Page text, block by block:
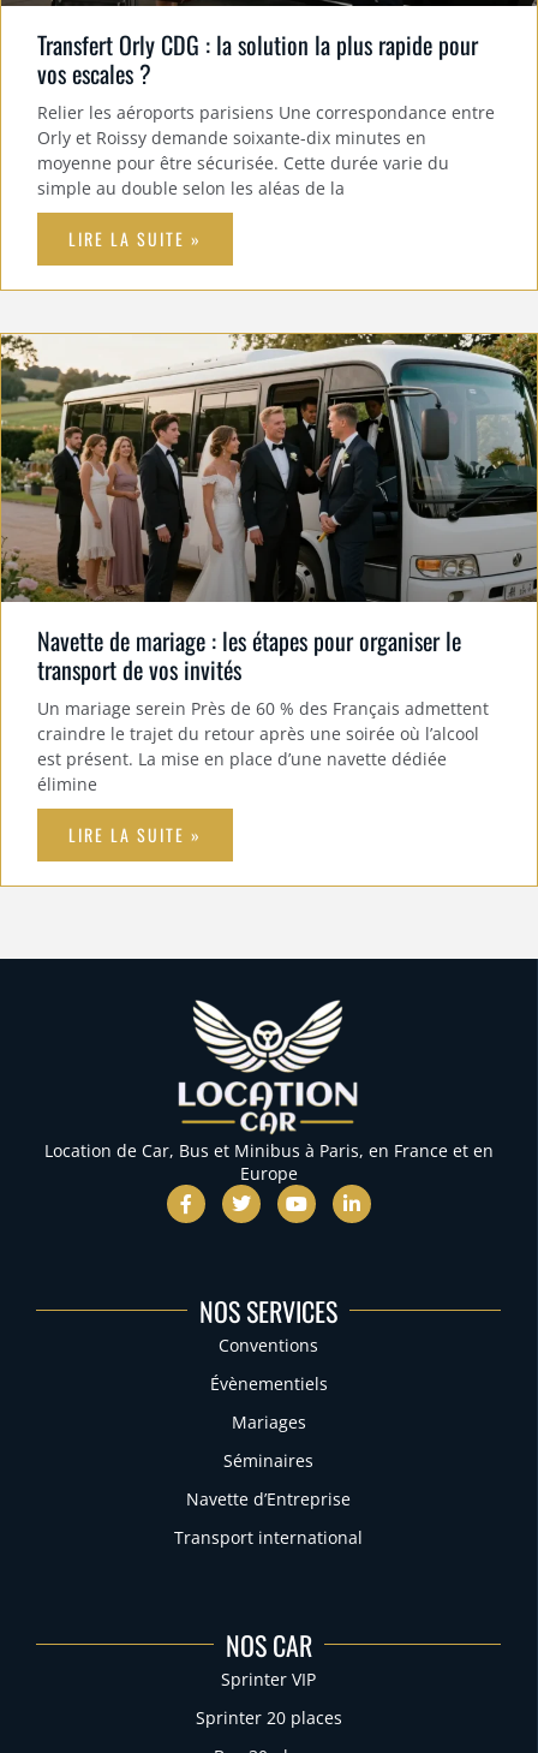
Transfert Orly CDG : la solution la plus rapide pour
vos escales ?
Relier les aéroports parisiens Une correspondance entre
Orly et Roissy demande soixante-dix minutes en
moyenne pour être sécurisée. Cette durée varie du
simple au double selon les aléas de la
LIRE LA SUITE »
Navette de mariage : les étapes pour organiser le
transport de vos invités
Un mariage serein Près de 60 % des Français admettent
craindre le trajet du retour après une soirée où l’alcool
est présent. La mise en place d’une navette dédiée
élimine
LIRE LA SUITE »
Location de Car, Bus et Minibus à Paris, en France et en
Europe
NOS SERVICES
Conventions
Évènementiels
Mariages
Séminaires
Navette d’Entreprise
Transport international
NOS CAR
Sprinter VIP
Sprinter 20 places